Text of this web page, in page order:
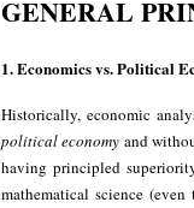
GENERAL
1. Economics vs. Political
Historically, economic
political economy and
having principled
mathematical science